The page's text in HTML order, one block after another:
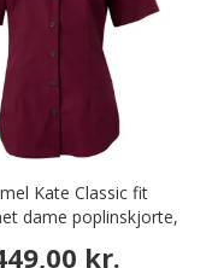
Kate Classic fit
dame poplinskjorte,
kr.